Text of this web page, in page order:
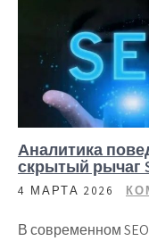
Аналитика
скрытый рычаг
4 МАРТА 2026
В современном